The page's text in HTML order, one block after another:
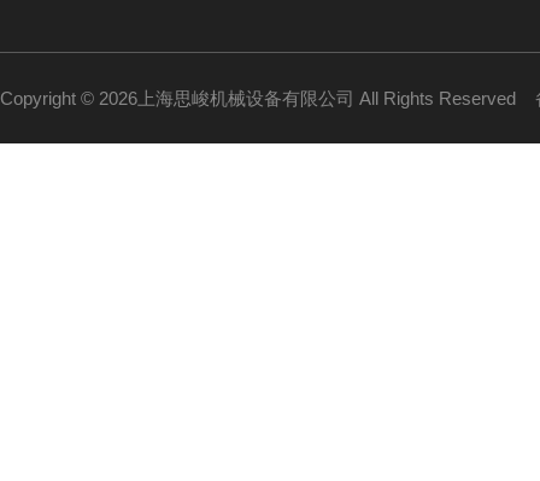
Copyright © 2026上海思峻机械设备有限公司 All Rights Reserved